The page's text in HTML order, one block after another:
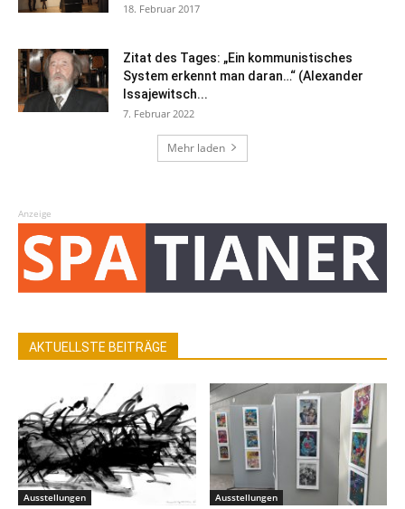
18. Februar 2017
Zitat des Tages: „Ein kommunistisches
System erkennt man daran…“ (Alexander
Issajewitsch...
7. Februar 2022
Mehr laden
Anzeige
AKTUELLSTE BEITRÄGE
Ausstellungen Ausstellungen